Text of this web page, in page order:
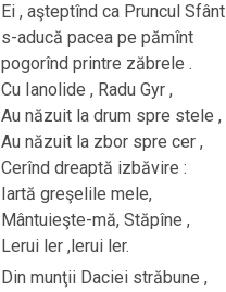
Ei , aşteptînd ca Pruncul Sfânt
s-aducă pacea pe pămînt
pogorînd printre zăbrele .
Cu Ianolide , Radu Gyr ,
Au năzuit la drum spre stele ,
Au năzuit la zbor spre cer ,
Cerînd dreaptă izbăvire :
Iartă greşelile mele,
Mântuieşte-mă, Stăpîne ,
Lerui ler ,lerui ler.
Din munţii Daciei străbune ,